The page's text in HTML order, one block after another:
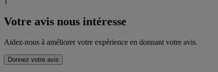
Votre avis nous intéresse
Aidez-nous à améliorer votre expérience en donnant votre avis.
Donnez votre avis